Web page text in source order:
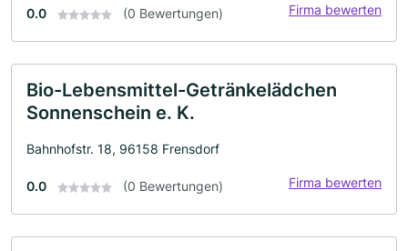
0.0 (0 Bewertungen) Firma bewerten
Bio-Lebensmittel-Getränkelädchen
Sonnenschein e. K.
Bahnhofstr. 18, 96158 Frensdorf
0.0 (0 Bewertungen) Firma bewerten